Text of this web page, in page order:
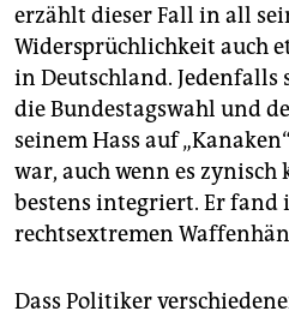
erzählt dieser Fall in all
Widersprüchlichkeit auch
in Deutschland. Jedenfalls
die Bundestagswahl und
seinem Hass auf
war, auch wenn es zynisch
bestens integriert. Er fand
rechtsextremen
Dass Politiker